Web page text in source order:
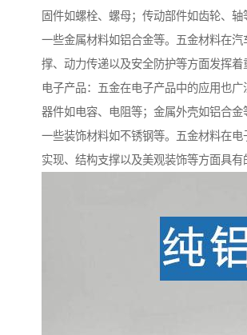
固件如螺栓、螺母；传动部件如齿轮、
一些金属材料如铝合金等。五金材料在汽
撑、动力传递以及安全防护等方面发挥着
电子产品：五金在电子产品中的应用也广
器件如电容、电阻等；金属外壳如铝合金
一些装饰材料如不锈钢等。五金材料在电
实现、结构支撑以及美观装饰等方面具有